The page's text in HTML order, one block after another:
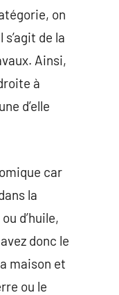
on
de la
Ainsi,
à
d’elle
car
la
d’huile,
donc le
maison et
ou le